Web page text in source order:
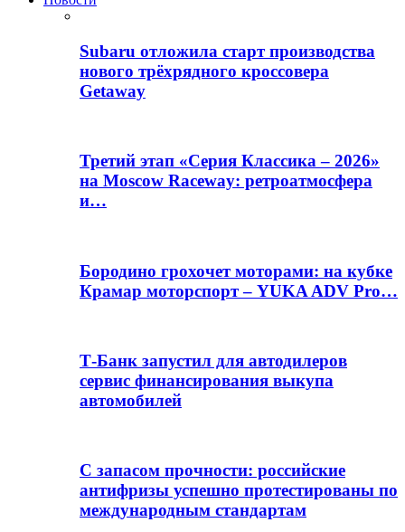
Subaru отложила старт производства
нового трёхрядного кроссовера
Getaway
Третий этап «Серия Классика – 2026»
на Moscow Raceway: ретроатмосфера
и…
Бородино грохочет моторами: на кубке
Крамар моторспорт – YUKA ADV Pro…
Т-Банк запустил для автодилеров
сервис финансирования выкупа
автомобилей
С запасом прочности: российские
антифризы успешно протестированы по
международным стандартам